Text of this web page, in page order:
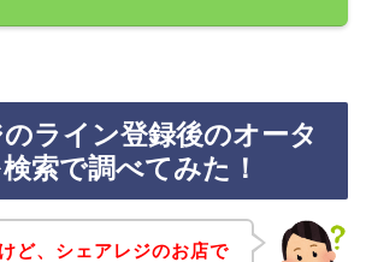
ライン登録後のオータ
索で調べてみた！
ど、シェアレジのお店で